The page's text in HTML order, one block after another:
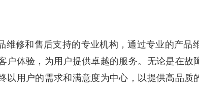
维修和售后支持的专业机构，通过专业的产品
户体验，为用户提供卓越的服务。无论是在故
以用户的需求和满意度为中心，以提供高品质